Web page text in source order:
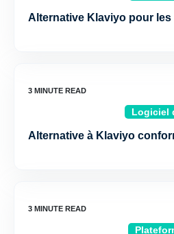
Alternative Klaviyo pour les
Logiciel
Alternative à Klaviyo